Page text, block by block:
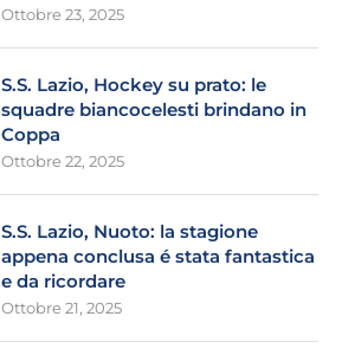
Ottobre 23, 2025
S.S. Lazio, Hockey su prato: le
squadre biancocelesti brindano in
Coppa
Ottobre 22, 2025
S.S. Lazio, Nuoto: la stagione
appena conclusa é stata fantastica
e da ricordare
Ottobre 21, 2025